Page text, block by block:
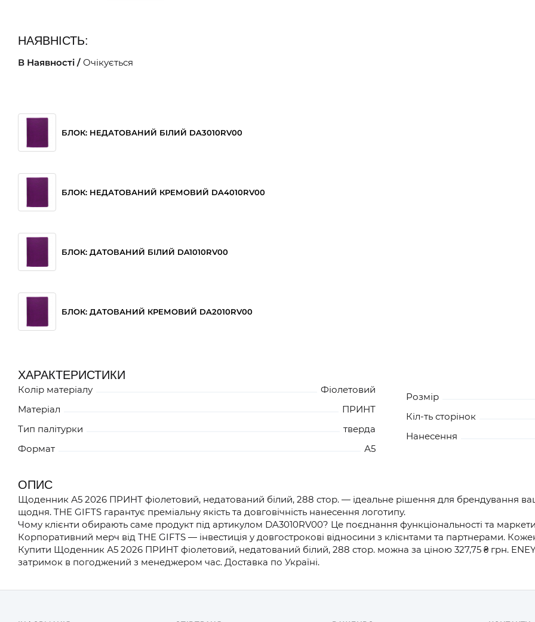
НАЯВНІСТЬ:
В Наявності / Очікується
БЛОК: НЕДАТОВАНИЙ БІЛИЙ DA3010RV00
БЛОК: НЕДАТОВАНИЙ КРЕМОВИЙ DA4010RV00
БЛОК: ДАТОВАНИЙ БІЛИЙ DA1010RV00
БЛОК: ДАТОВАНИЙ КРЕМОВИЙ DA2010RV00
ХАРАКТЕРИСТИКИ
Колір матеріалу
Фіолетовий
Матеріал
ПРИНТ
Тип палітурки
тверда
Формат
А5
Розмір
Кіл-ть сторінок
Нанесення
ОПИС
Щоденник А5 2026 ПРИНТ фіолетовий, недатований білий, 288 стор. — ідеальне рішення для брендування
щодня. THE GIFTS гарантує преміальну якість та довговічність нанесення логотипу.
Чому клієнти обирають саме продукт під артикулом DA3010RV00? Це поєднання функціональності та
Корпоративний мерч від THE GIFTS — інвестиція у довгострокові відносини з клієнтами та партнерами.
Купити Щоденник А5 2026 ПРИНТ фіолетовий, недатований білий, 288 стор. можна за ціною 327,75 ₴ грн.
затримок в погоджений з менеджером час. Доставка по Україні.